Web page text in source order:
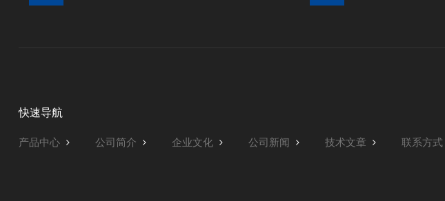
快速导航
产品中心 公司简介 企业文化 公司新闻 技术文章 联系方式